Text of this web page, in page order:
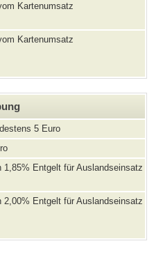
Kartenumsatz
Kartenumsatz
5 Euro
1,85% Entgelt für Auslandseinsatz
2,00% Entgelt für Auslandseinsatz